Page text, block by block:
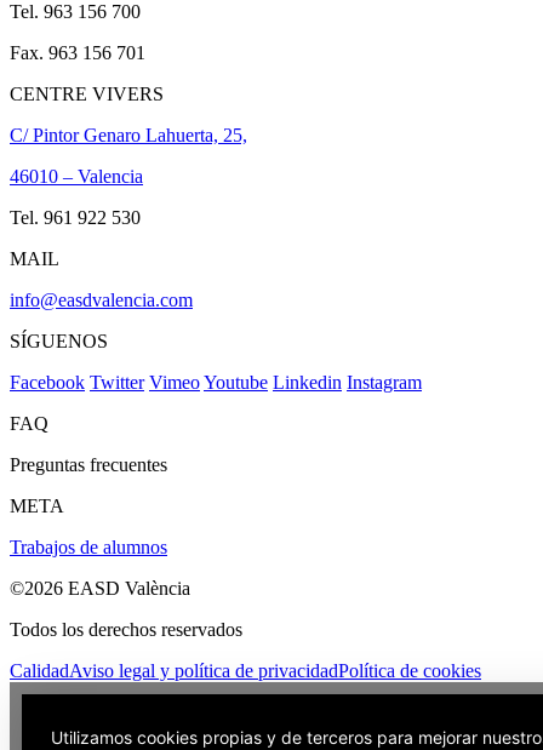
Tel. 963 156 700
Fax. 963 156 701
CENTRE VIVERS
C/ Pintor Genaro Lahuerta, 25,
46010 – Valencia
Tel. 961 922 530
MAIL
info@easdvalencia.com
SÍGUENOS
Facebook Twitter VimeoYoutube Linkedin Instagram
FAQ
Preguntas frecuentes
META
Trabajos de alumnos
©2026 EASD València
Todos los derechos reservados
CalidadAviso legal y política de privacidadPolítica de cookies
Utilizamos cookies propias y de terceros para mejorar